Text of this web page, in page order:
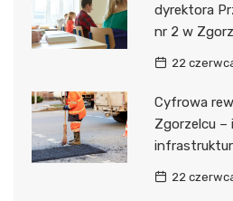
dyrektora
nr 2 w
22
Cyfrowa
Zgorzelcu –
22